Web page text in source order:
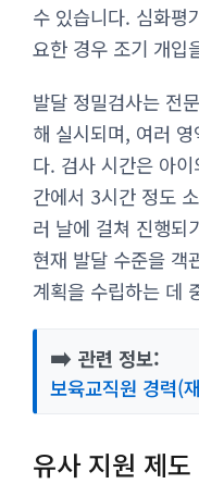
수 있습니다. 심화평
요한 경우 조기 개입
발달 정밀검사는 전
해 실시되며, 여러
다. 검사 시간은 아
간에서 3시간 정도
러 날에 걸쳐 진행되
현재 발달 수준을 객
계획을 수립하는 데
➡️ 관련 정보:
보육교직원 경력(
유사 지원 제